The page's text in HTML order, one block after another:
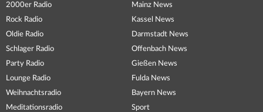
2000er Radio
Rock Radio
Oldie Radio
Schlager Radio
Party Radio
Lounge Radio
Weihnachtsradio
Meditationsradio
Mainz News
Kassel News
Darmstadt News
Offenbach News
Gießen News
Fulda News
Bayern News
Sport